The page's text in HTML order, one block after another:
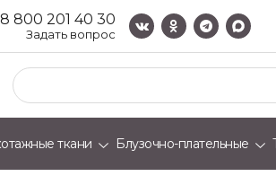
8 800 201 40 30
Задать вопрос
ткани Блузочно-плательные